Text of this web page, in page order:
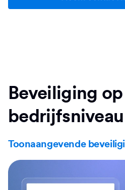
Beveiliging op
bedrijfsniveau
Toonaangevende